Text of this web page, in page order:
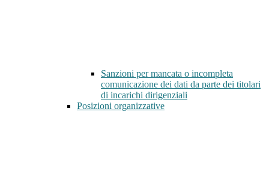
Sanzioni per mancata o incompleta
comunicazione dei dati da parte dei titolari
di incarichi dirigenziali
Posizioni organizzative